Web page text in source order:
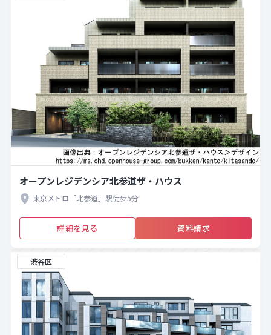
オープンレジデンシア北参道ザ・ハウス
東京メトロ「北参道」駅徒歩5分
詳細を見る 資料請求
渋谷区